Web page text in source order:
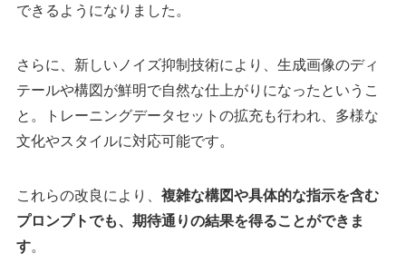
できるようになりました。
さらに、新しいノイズ抑制技術により、生成画像のディ
テールや構図が鮮明で自然な仕上がりになったというこ
と。トレーニングデータセットの拡充も行われ、多様な
文化やスタイルに対応可能です。
これらの改良により、 複雑な構図や具体的な指示を含む
プロンプトでも、期待通りの結果を得ることができま
す。